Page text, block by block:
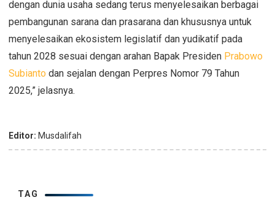
dengan dunia usaha sedang terus menyelesaikan berbagai
pembangunan sarana dan prasarana dan khususnya untuk
menyelesaikan ekosistem legislatif dan yudikatif pada
tahun 2028 sesuai dengan arahan Bapak Presiden Prabowo
Subianto dan sejalan dengan Perpres Nomor 79 Tahun
2025,” jelasnya.
Editor: Musdalifah
TAG